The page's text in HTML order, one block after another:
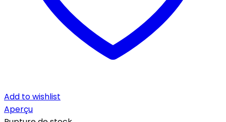
Add to wishlist
Aperçu